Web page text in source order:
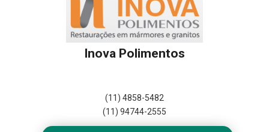
Inova Polimentos
(11) 4858-5482
(11) 94744-2555